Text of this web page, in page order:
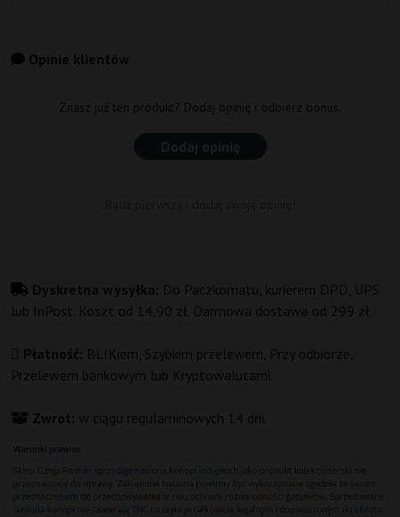
Opinie klientów
Znasz już ten produkt? Dodaj opinię i odbierz bonus.
Dodaj opinię
Dyskretna wysyłka: Do Paczkomatu, kurierem DPD, UPS
lub InPost. Koszt od 14,90 zł. Darmowa dostawa od 299 zł.
Płatność: BLIKiem, Szybkim przelewem, Przy odbiorze,
Przelewem bankowym lub Kryptowalutami.
Zwrot: w ciągu regulaminowych 14 dni.